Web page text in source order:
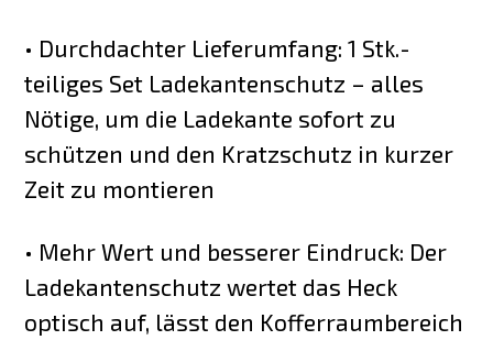
• Durchdachter Lieferumfang: 1 Stk.-
teiliges Set Ladekantenschutz – alles
Nötige, um die Ladekante sofort zu
schützen und den Kratzschutz in kurzer
Zeit zu montieren
• Mehr Wert und besserer Eindruck: Der
Ladekantenschutz wertet das Heck
optisch auf, lässt den Kofferraumbereich